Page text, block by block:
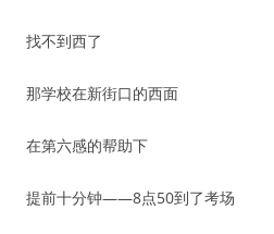
找不到西了
那学校在新街口的西面
在第六感的帮助下
提前十分钟——8点50到了考场